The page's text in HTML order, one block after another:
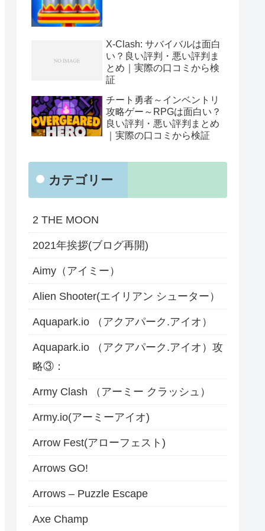
X-Clash: サバイバルは面白
い？良い評判・悪い評判ま
とめ｜実際の口コミから検
証
チート勇者～インベントリ
攻略ゲー～RPGは面白い？
良い評判・悪い評判まとめ
｜実際の口コミから検証
カテゴリー
2 THE MOON
2021年挨拶(ブログ再開)
Aimy（アイミー）
Alien Shooter(エイリアン シューター）
Aquapark.io （アクアパーク.アイオ）
Aquapark.io （アクアパーク.アイオ）攻
略③：
Army Clash （アーミー クラッシュ）
Army.io(アーミーアイオ)
Arrow Fest(アローフェスト)
Arrows GO!
Arrows – Puzzle Escape
Axe Champ